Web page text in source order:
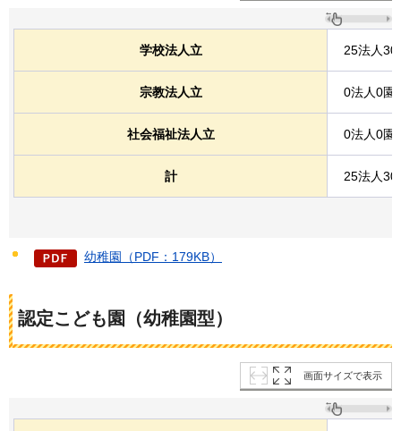
学校法人立 25法人30
宗教法人立 0法人0園
社会福祉法人立 0法人0園
計 25法人30
幼稚園（PDF：179KB）
認定こども園（幼稚園型）
画面サイズで表示